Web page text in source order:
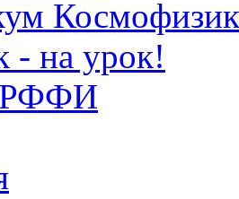
- на урок!
РФФИ